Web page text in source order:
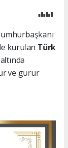
kurulan Türk
ve gurur